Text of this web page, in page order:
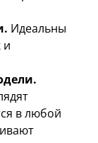
Идеальны
и
в любой